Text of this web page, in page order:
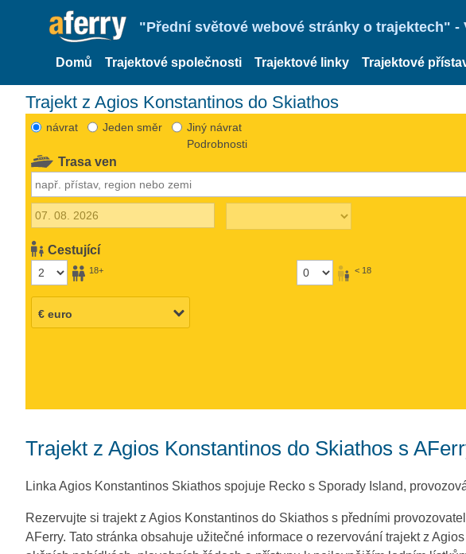
"Přední světové webové stránky o trajektech" -
Domů Trajektové společnosti Trajektové linky Trajektové
Trajekt z Agios Konstantinos do Skiathos
návrat Jeden směr
Jiný návrat
Podrobnosti
Trasa ven
Cestující
18+ < 18
Trajekt z Agios Konstantinos do Skiathos s
Linka Agios Konstantinos Skiathos spojuje Recko s Sporady Island,
Rezervujte si trajekt z Agios Konstantinos do Skiathos s předními
AFerry. Tato stránka obsahuje užitečné informace o rezervování trajekt z